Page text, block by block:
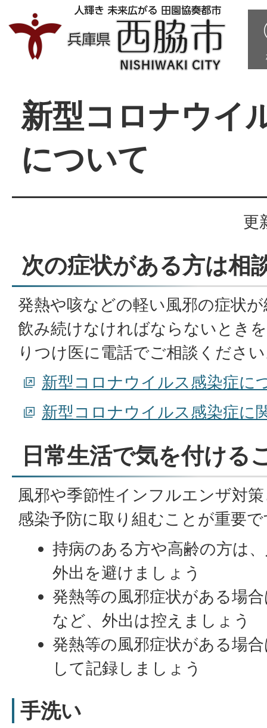
新型コロナウイ
について
更
次の症状がある方は相
発熱や咳などの軽い風邪の症状
飲み続けなければならないとき
りつけ医に電話でご相談くださ
新型コロナウイルス感染症に
新型コロナウイルス感染症に
日常生活で気を付ける
風邪や季節性インフルエンザ対
感染予防に取り組むことが重要
持病のある方や高齢の方は
外出を避けましょう
発熱等の風邪症状がある場
など、外出は控えましょう
発熱等の風邪症状がある場
して記録しましょう
手洗い